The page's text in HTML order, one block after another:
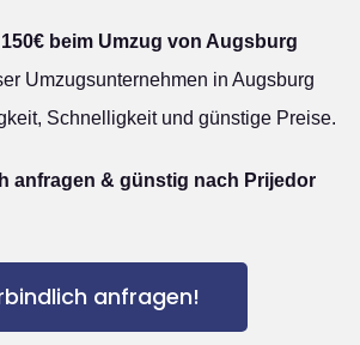
beim Umzug von Augsburg
Umzugsunternehmen in Augsburg
Schnelligkeit und günstige Preise.
anfragen & günstig nach Prijedor
anfragen!